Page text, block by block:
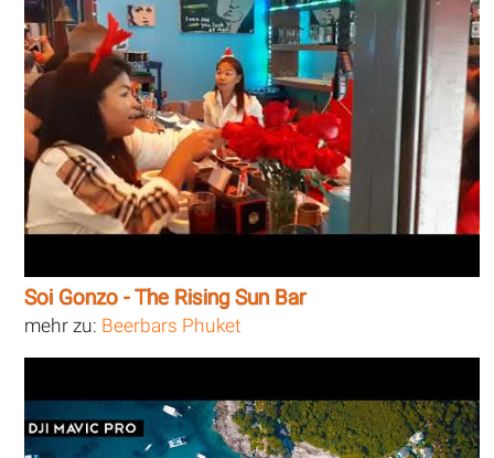
Soi Gonzo - The Rising Sun Bar
mehr zu: Beerbars Phuket